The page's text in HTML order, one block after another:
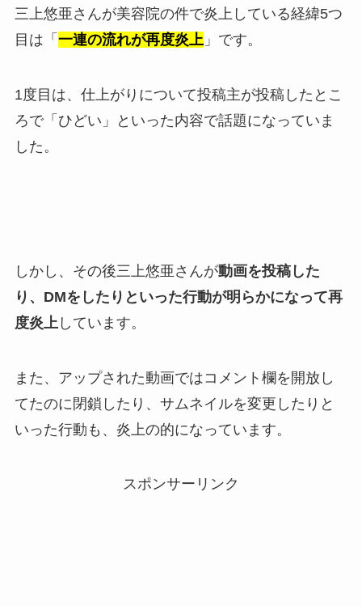
三上悠亜さんが美容院の件で炎上している経緯5つ
目は「 一連の流れが再度炎上」です。
1度目は、仕上がりについて投稿主が投稿したとこ
ろで「ひどい」といった内容で話題になっていま
した。
しかし、その後三上悠亜さんが動画を投稿した
り、DMをしたりといった行動が明らかになって再
度炎上 しています。
また、アップされた動画ではコメント欄を開放し
てたのに閉鎖したり、サムネイルを変更したりと
いった行動も、炎上の的になっています。
スポンサーリンク